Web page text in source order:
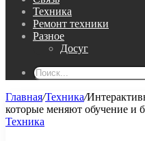
Техника
Ремонт техники
Разное
Досуг
Главная/Техника/
которые меняют обучение и
Техника